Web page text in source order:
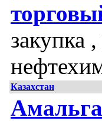
закупка
Казахстан